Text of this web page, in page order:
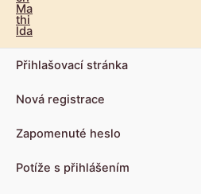
Přihlašovací stránka
Nová registrace
Zapomenuté heslo
Potíže s přihlášením